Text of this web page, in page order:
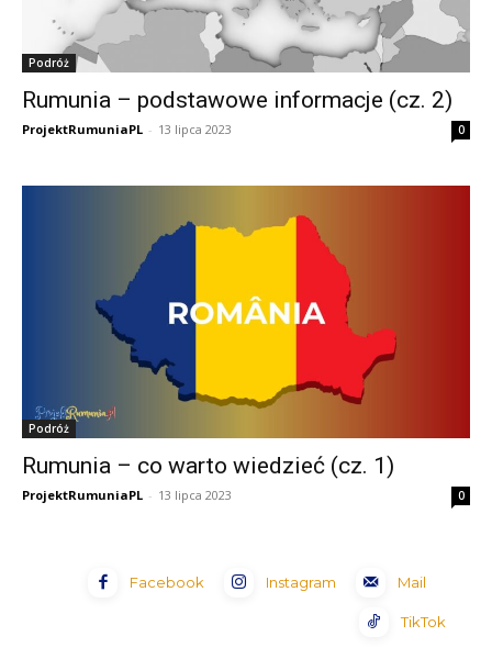
Podróż
Rumunia – podstawowe informacje (cz. 2)
ProjektRumuniaPL - 13 lipca 2023 0
Podróż
Rumunia – co warto wiedzieć (cz. 1)
ProjektRumuniaPL - 13 lipca 2023 0
Facebook Instagram Mail
TikTok